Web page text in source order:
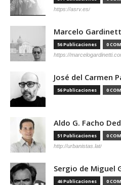
https://asrv.es/
Marcelo
56 Publicaciones 0
https://
José del Carmen
56 Publicaciones 0
Aldo G. Facho
51 Publicaciones 0
http://urbanistas.lat/
Sergio de Miguel
46 Publicaciones 0